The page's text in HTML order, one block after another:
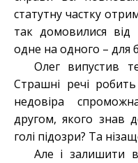
статутну частку
так домовилися від
одне на одного – для
Олег випустив
Страшні речі
недовіра
другом, якого знав
голі підозри? Та
Але і залишити